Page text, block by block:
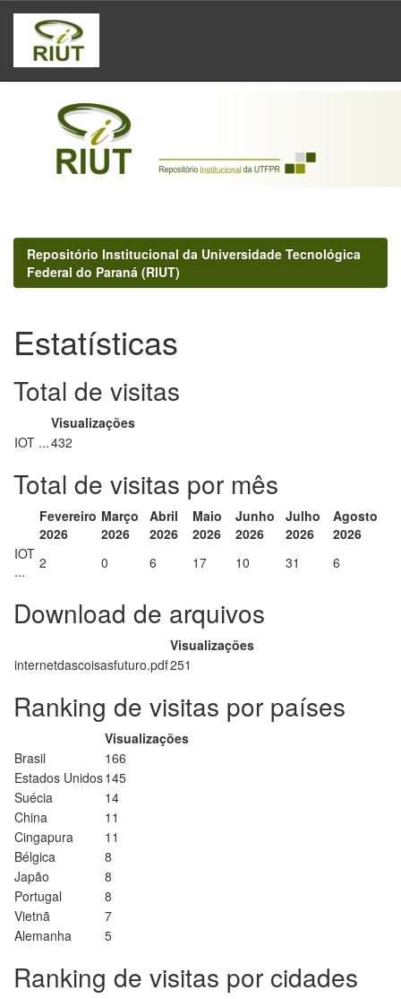
Skip
navigation
Repositório Institucional da Universidade Tecnológica
Federal do Paraná (RIUT)
Estatísticas
Total de visitas
Visualizações
IOT ...432
Total de visitas por mês
Fevereiro
2026
Março
2026
Abril
2026
Maio
2026
Junho
2026
Julho
2026
Agosto
2026
IOT
...
2 0 6 17 10 31 6
Download de arquivos
Visualizações
internetdascoisasfuturo.pdf251
Ranking de visitas por países
Visualizações
Brasil
166
Estados Unidos145
Suécia
14
China
11
Cingapura
11
Bélgica
8
Japão
8
Portugal
8
Vietnã
7
Alemanha
5
Ranking de visitas por cidades